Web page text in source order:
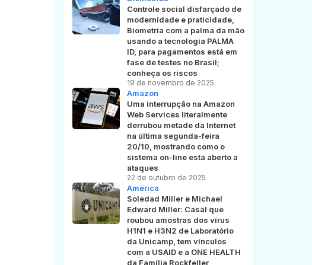
Controle social disfarçado de
modernidade e praticidade,
Biometria com a palma da mão
usando a tecnologia PALMA
ID, para pagamentos está em
fase de testes no Brasil;
conheça os riscos
19 de novembro de 2025
Amazon
Uma interrupção na Amazon
Web Services literalmente
derrubou metade da Internet
na última segunda-feira
20/10, mostrando como o
sistema on-line está aberto a
ataques
22 de outubro de 2025
América
Soledad Miller e Michael
Edward Miller: Casal que
roubou amostras dos vírus
H1N1 e H3N2 de Laboratório
da Unicamp, tem vínculos
com a USAID e a ONE HEALTH
da Família Rockfeller